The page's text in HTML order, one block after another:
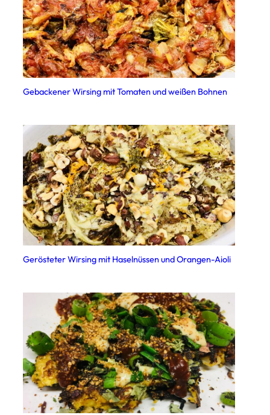
Gebackener Wirsing mit Tomaten und weißen Bohnen
Gerösteter Wirsing mit Haselnüssen und Orangen-Aioli